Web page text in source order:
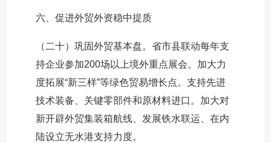
六、促进外贸外资稳中提质
（二十）巩固外贸基本盘。省市县联动每年支
持企业参加200场以上境外重点展会。加大力
度拓展“新三样”等绿色贸易增长点。支持先进
技术装备、关键零部件和原材料进口。加大对
新开辟外贸集装箱航线、发展铁水联运、在内
陆设立无水港支持力度。